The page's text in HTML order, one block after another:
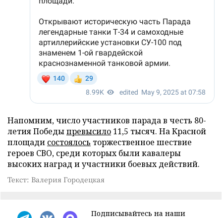
Напомним, число участников парада в честь 80-
летия Победыпревысило 11,5 тысяч. На Красной
площади состоялось торжественное шествие
героев СВО, среди которых были кавалеры
высоких наград и участники боевых действий.
Текст: Валерия Городецкая
Подписывайтесь на наши